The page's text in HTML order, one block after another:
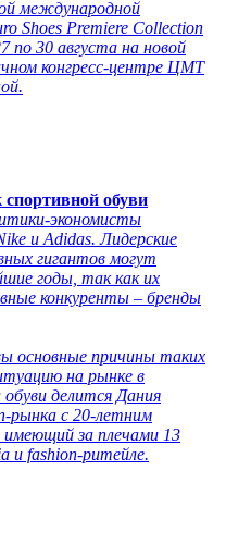
международной
Shoes Premiere Collection
по 30 августа на новой
конгресс-центре ЦМТ
обуви
экономисты
и Adidas. Лидерские
гигантов могут
годы, так как их
конкуренты – бренды
основные причины таких
на рынке в
делится Дания
рынка с 20-летним
за плечами 13
и fashion-ритейле.